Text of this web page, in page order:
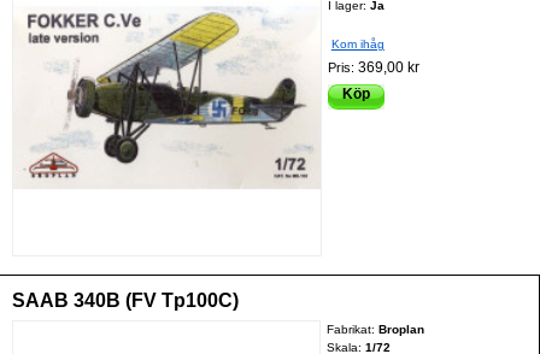
I lager: Ja
Kom ihåg
Pris: 369,00 kr
Köp
SAAB 340B (FV Tp100C)
Fabrikat:Broplan
Skala:1/72